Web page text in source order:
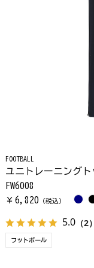
FOOTBALL
ユニトレーニングト
FW6008
￥ 6,820 （税込）
5.0（2）
フットボール